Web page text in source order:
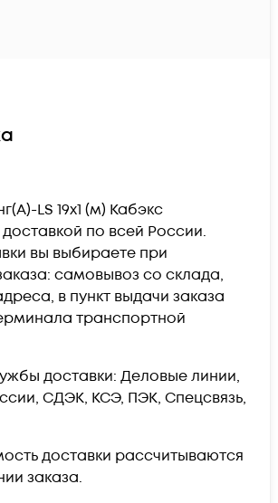
LS 19х1 (м) Кабэкс
доставкой по всей России.
вы выбираете при
самовывоз со склада,
в пункт выдачи заказа
транспортной
доставки: Деловые линии,
СДЭК, КСЭ, ПЭК, Спецсвязь,
доставки рассчитываются
заказа.